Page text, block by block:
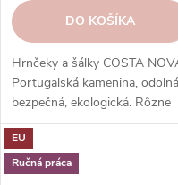
DO KOŠÍKA
Hrnčeky a šálky COSTA
Portugalská kamenina,
bezpečná, ekologická. Rôzne
tvary, farby, vzory. Ideálne na
kávu, espresso, cappuccino,
lungo, čaj, kakao a iné.
EU
Ručná práca